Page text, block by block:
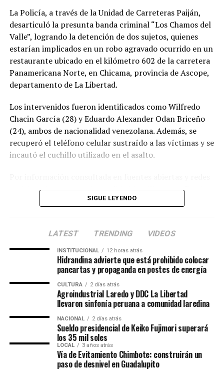
Esta iniciativa forma parte del compromiso de
Agroindustrial Laredo por impulsar espacios de
integración y promover actividades que contribuyan al
fortalecimiento de la identidad cultural de la
comunidad.
La Policía, a través de la Unidad de Carreteras Paiján,
desarticuló la presunta banda criminal “Los Chamos del
Valle”, logrando la detención de dos sujetos, quienes
estarían implicados en un robo agravado ocurrido en un
restaurante ubicado en el kilómetro 602 de la carretera
Panamericana Norte, en Chicama, provincia de Ascope,
departamento de La Libertad.
Los intervenidos fueron identificados como Wilfredo
Chacin García (28) y Eduardo Alexander Odan Briceño
(24), ambos de nacionalidad venezolana. Además, se
recuperó el teléfono celular sustraído a las víctimas y se
incautó el cuchillo utilizado en el asalto.
sociales, al parecer, se ha podido identificar que Chacin
García aparecería vinculado anteriormente en
profunda investigación.
Los intervenidos fueron trasladados a la Comisaría de
Chicama y puestos a disposición de la Fiscalía Provincial
Penal Corporativa de Ascope, para continuar todas las
diligencias y esclarecer su situación migratoria.
SIGUE LEYENDO
LATEST TRENDING VIDEOS
INSTITUCIONAL 12 horas atrás
Hidrandina advierte que está prohibido colocar
pancartas y propaganda en postes de energía
CULTURA 2 días atrás
Agroindustrial Laredo y DDC La Libertad
llevaron sinfonía peruana a comunidad laredina
NACIONAL 2 días atrás
Sueldo presidencial de Keiko Fujimori superará
los 35 mil soles
LOCAL 3 años atrás
Vía de Evitamiento Chimbote: construirán un
paso de desnivel en Guadalupito